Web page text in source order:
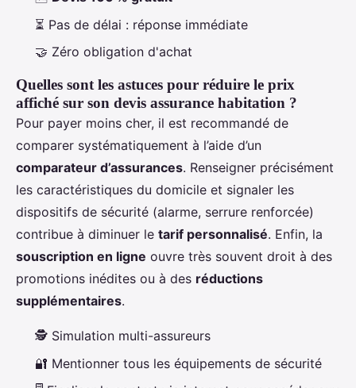
⏳ Pas de délai : réponse immédiate
🤝 Zéro obligation d'achat
Quelles sont les astuces pour réduire le prix
affiché sur son devis assurance habitation ?
Pour payer moins cher, il est recommandé de
comparer systématiquement à l’aide d’un
comparateur d’assurances. Renseigner précisément
les caractéristiques du domicile et signaler les
dispositifs de sécurité (alarme, serrure renforcée)
contribue à diminuer le tarif personnalisé. Enfin, la
souscription en ligne ouvre très souvent droit à des
promotions inédites ou à des réductions
supplémentaires.
🕵️ Simulation multi-assureurs
🔐 Mentionner tous les équipements de sécurité